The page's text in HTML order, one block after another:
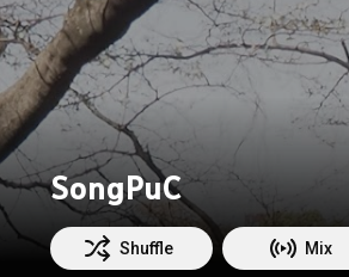
SongPuC
Shuffle Mix